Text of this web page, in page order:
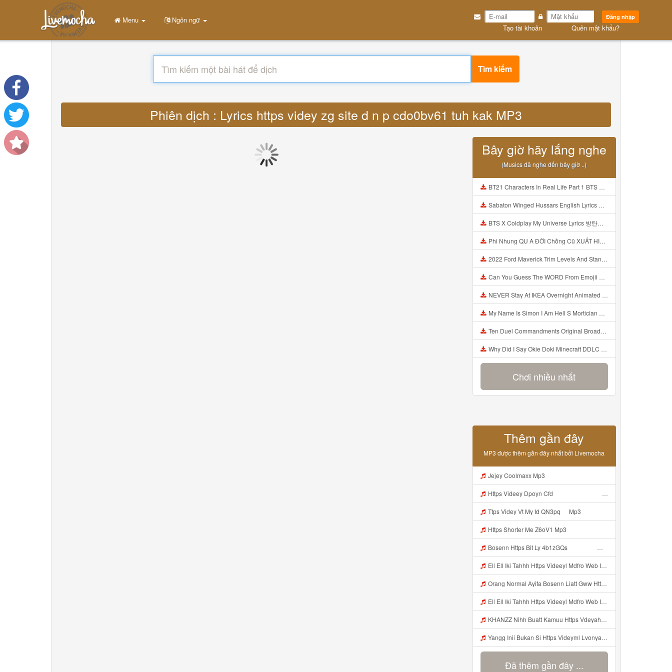
Đăng nhập
Tạo tài khoản Quên mật khẩu?
Menu Ngôn ngữ
Tìm kiếm
Phiên dịch : Lyrics https videy zg site d n p cdo0bv61 tuh kak MP3
Bây giờ hãy lắng nghe
(Musics đã nghe đến bây giờ ..)
BT21 Characters In Real Life Part 1 BTS AND BT21 방탄소년단 BT21 BT21아가들은 아빠조아 따라쟁이들 BTS Vs BT21 Mp3
Sabaton Winged Hussars English Lyrics Mp3
BTS X Coldplay My Universe Lyrics 방탄소년단 콜드플레이 My Universe 가사 Color Coded Lyrics Han Rom Eng Mp3
Phi Nhung QU A ĐỜI Chồng Cũ XUẤT HIỆN Khóc Hối Hận Vì Làm Điều KHỦNG KHIẾP Với Cô Mp3
2022 Ford Maverick Trim Levels And Standard Features Explained Mp3
Can You Guess The WORD From Emojii COMPOUND WORD EMOJII CHALLENGE 90 PEOPLE FAIL Guess Mp3
NEVER Stay At IKEA Overnight Animated SCP 3008 Horror Story Mp3
My Name Is Simon I Am Hell S Mortician And I Am Going To Kill God Creepypasta Mp3
Ten Duel Commandments Original Broadway Cast Of Hamilton Lyrics Mp3
Why Did I Say Okie Doki Minecraft DDLC Animated Music Video Song By The Stupendium Mp3
Chơi nhiều nhất
Thêm gần đây
MP3 được thêm gần đây nhất bởi Livemocha
Jejey Coolmaxx Mp3
Https Videey Dpoyn Cfd ᅠ ᅠ ᅠ ᅠ ᅠ ᅠ ᅠ P ᅠ ᅠ ᅠ Pᅠ P ᅠp ᅠ ᅠ ᅠ Uᅠ ᅠ ᅠ Vp ᅠ ᅠ ᅠ ᅠ ᅠ ᅠ ᅠ ᅠ ᅠ ᅠ ᅠ ᅠ ᅠ ᅠ ᅠ ᅠ ᅠ ᅠ ᅠ ᅠ ᅠ ᅠ ᅠ ᅠ ᅠ ᅠ ᅠ ᅠ ᅠ ᅠ ᅠ ᅠ ᅠ ᅠ Yayayayaaaa Cahyaaa Kiranaaa Bilang Apakah Menn Https Videey Dpoyn Cfd ᅠ ᅠ ᅠ ᅠ ᅠ ᅠ ᅠ P ᅠ ᅠ ᅠ Pᅠ P ᅠp ᅠ ᅠ ᅠ Uᅠ ᅠ ᅠ Vp ᅠ Mp3
Ttps Videy Vt My Id QN3pq ᅠ Mp3
Https Shorter Me Z6oV1 Mp3
Bosenn Https Bit Ly 4b1zGQs ᅠ ᅠ ᅠ ᅠ ᅠ ᅠ ᅠ ᅠ ᅠ ᅠ ᅠ ᅠ ᅠ ᅠ ᅠ ᅠ ᅠ ᅠ ᅠ ᅠ ᅠ ᅠ ᅠ ᅠ ᅠ ᅠ ᅠ ᅠ ᅠ ᅠ ᅠ ᅠ ᅠ ᅠ ᅠ ᅠ ᅠ ᅠ ᅠ ᅠ ᅠ ᅠ ᅠ ᅠ ᅠ ᅠ ᅠ ᅠ ᅠ ᅠ ᅠ ᅠ ᅠ ᅠ ᅠ ᅠ ᅠ ᅠ Mp3
Ell Ell Iki Tahhh Https Videeyl Mdfro Web Id ᅠ ᅠ ᅠ ᅠ ᅠ ᅠ ᅠ ᅠ ᅠ ᅠ ᅠ ᅠ ᅠ ᅠ ᅠ ᅠ ᅠ ᅠ ᅠ ᅠ ᅠ ᅠ ᅠ ᅠ ᅠ ᅠ ᅠ ᅠ ᅠ ᅠ ᅠ ᅠ ᅠ ᅠ ᅠ ᅠ ᅠ ᅠ ᅠ ᅠ ᅠ ᅠ ᅠ ᅠ ᅠ ᅠ ᅠ ᅠ ᅠ ᅠ ᅠ ᅠ ᅠ ᅠ ᅠ ᅠ ᅠ ᅠ ᅠ ᅠ Mp3
Orang Normal Ayifa Bosenn Liatt Gww Https Videy Vt My Id QN3pq ᅠ ᅠ ᅠ ᅠ ᅠ ᅠ ᅠ ᅠ ᅠ ᅠ ᅠ ᅠ ᅠ ᅠ ᅠ ᅠ ᅠ ᅠ ᅠ ᅠ OKK ᅠ ᅠ ᅠ Mp3
Ell Ell Iki Tahhh Https Videeyl Mdfro Web Id ᅠ ᅠ ᅠ ᅠ ᅠ ᅠ ᅠ ᅠ ᅠ ᅠ ᅠ ᅠ ᅠ ᅠ ᅠ ᅠ ᅠ ᅠ ᅠ ᅠ ᅠ ᅠ ᅠ ᅠ ᅠ ᅠ ᅠ ᅠ ᅠ ᅠ ᅠ ᅠ ᅠ ᅠ ᅠ ᅠ ᅠ ᅠ ᅠ ᅠ ᅠ ᅠ ᅠ ᅠ ᅠ ᅠ ᅠ ᅠ ᅠ ᅠ ᅠ ᅠ ᅠ ᅠ ᅠ ᅠ ᅠ ᅠ ᅠ ᅠ Https Videeyl Mdfro Web Id Mp3
KHANZZ Nihh Buatt Kamuu Https Vdeyahjiri Fccsoi Biz Id Mp3
Yangg Inii Bukan Si Https Videyml Lvonya Web Id ᅠ ᅠ ᅠ ᅠ ᅠ ᅠ ᅠ ᅠ ᅠ ᅠ ᅠ ᅠ ᅠ ᅠ ᅠ ᅠ ᅠ ᅠ ᅠ ᅠ OKK ᅠ ᅠ ᅠ ᅠ ᅠ ᅠ ᅠ ᅠ ᅠ ᅠ ᅠ ᅠ ᅠ ᅠ ᅠ ᅠ ᅠ ᅠ ᅠ ᅠ ᅠ ᅠ ᅠ ᅠ ᅠ ᅠ ᅠ ᅠ ᅠ ᅠ ᅠ ᅠ ᅠ ᅠ ᅠ ᅠ ᅠ ᅠ ᅠ ᅠ Https Videyml Lvonya Web Id Mp3
Đã thêm gần đây ...